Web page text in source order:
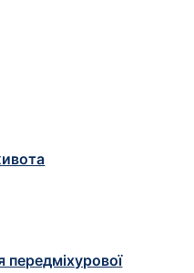
передміхурової